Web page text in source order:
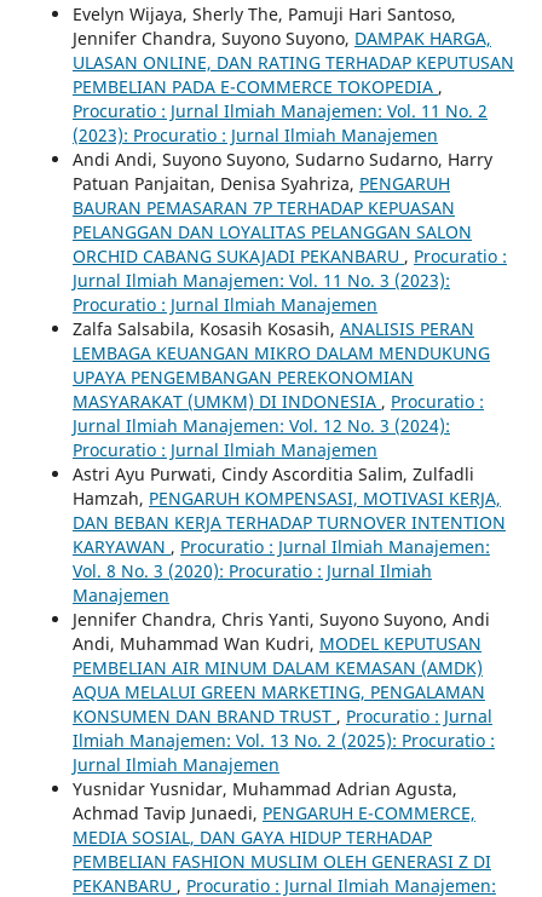
Evelyn Wijaya, Sherly The, Pamuji Hari Santoso,
Jennifer Chandra, Suyono Suyono, DAMPAK HARGA,
ULASAN ONLINE, DAN RATING TERHADAP KEPUTUSAN
PEMBELIAN PADA E-COMMERCE TOKOPEDIA ,
Procuratio : Jurnal Ilmiah Manajemen: Vol. 11 No. 2
(2023): Procuratio : Jurnal Ilmiah Manajemen
Andi Andi, Suyono Suyono, Sudarno Sudarno, Harry
Patuan Panjaitan, Denisa Syahriza, PENGARUH
BAURAN PEMASARAN 7P TERHADAP KEPUASAN
PELANGGAN DAN LOYALITAS PELANGGAN SALON
ORCHID CABANG SUKAJADI PEKANBARU , Procuratio :
Jurnal Ilmiah Manajemen: Vol. 11 No. 3 (2023):
Procuratio : Jurnal Ilmiah Manajemen
Zalfa Salsabila, Kosasih Kosasih, ANALISIS PERAN
LEMBAGA KEUANGAN MIKRO DALAM MENDUKUNG
UPAYA PENGEMBANGAN PEREKONOMIAN
MASYARAKAT (UMKM) DI INDONESIA , Procuratio :
Jurnal Ilmiah Manajemen: Vol. 12 No. 3 (2024):
Procuratio : Jurnal Ilmiah Manajemen
Astri Ayu Purwati, Cindy Ascorditia Salim, Zulfadli
Hamzah, PENGARUH KOMPENSASI, MOTIVASI KERJA,
DAN BEBAN KERJA TERHADAP TURNOVER INTENTION
KARYAWAN , Procuratio : Jurnal Ilmiah Manajemen:
Vol. 8 No. 3 (2020): Procuratio : Jurnal Ilmiah
Manajemen
Jennifer Chandra, Chris Yanti, Suyono Suyono, Andi
Andi, Muhammad Wan Kudri, MODEL KEPUTUSAN
PEMBELIAN AIR MINUM DALAM KEMASAN (AMDK)
AQUA MELALUI GREEN MARKETING, PENGALAMAN
KONSUMEN DAN BRAND TRUST , Procuratio : Jurnal
Ilmiah Manajemen: Vol. 13 No. 2 (2025): Procuratio :
Jurnal Ilmiah Manajemen
Yusnidar Yusnidar, Muhammad Adrian Agusta,
Achmad Tavip Junaedi, PENGARUH E-COMMERCE,
MEDIA SOSIAL, DAN GAYA HIDUP TERHADAP
PEMBELIAN FASHION MUSLIM OLEH GENERASI Z DI
PEKANBARU , Procuratio : Jurnal Ilmiah Manajemen: